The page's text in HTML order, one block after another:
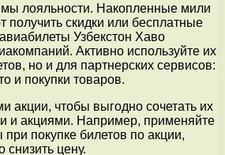
лояльности. Накопленные мили
получить скидки или бесплатные
Узбекстон Хаво
Активно используйте их
но и для партнерских сервисов:
и покупки товаров.
акции, чтобы выгодно сочетать их
и акциями. Например, применяйте
покупке билетов по акции,
снизить цену.